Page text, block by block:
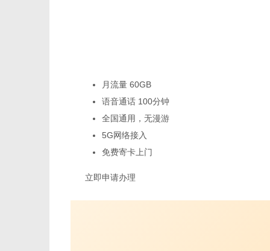
月流量 60GB
语音通话 100分钟
全国通用，无漫游
5G网络接入
免费寄卡上门
立即申请办理